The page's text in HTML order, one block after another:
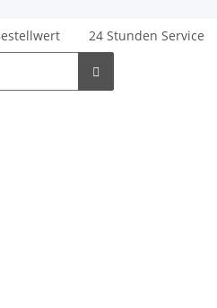
24 Stunden Service